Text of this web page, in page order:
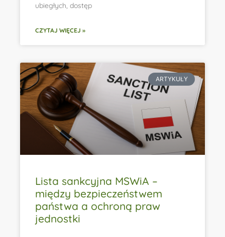
ubiegłych, dostęp
CZYTAJ WIĘCEJ »
ARTYKUŁY
Lista sankcyjna MSWiA –
między bezpieczeństwem
państwa a ochroną praw
jednostki